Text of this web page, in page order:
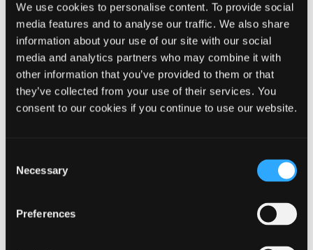
We use cookies to personalise content. To provide social
media features and to analyse our traffic. We also share
information about your use of our site with our social
media and analytics partners who may combine it with
other information that you’ve provided to them or that
they’ve collected from your use of their services. You
consent to our cookies if you continue to use our website.
Selection
Necessary
Preferences
Adresse:
Sjællandsgade 6
7430 Ikast
Mette Christensen